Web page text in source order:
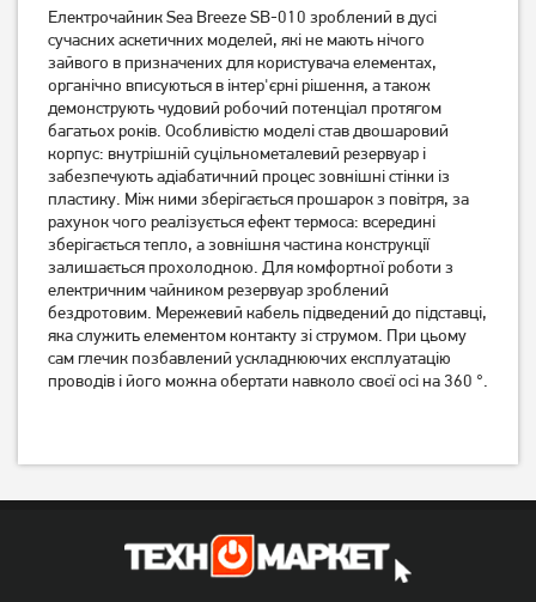
Електрочайник Tefal
KI772D38
2 599грн
1 849грн
Електрочайник Tefal
KO260130
2 299грн
2 039грн
Електрочайник Tefal
Електрочайник Edler
Електрочайник Sea Breeze SB-010 зроблений в дусі
сучасних аскетичних моделей, які не мають нічого
зайвого в призначених для користувача елементах,
органічно вписуються в інтер'єрні рішення, а також
демонструють чудовий робочий потенціал протягом
багатьох років. Особливістю моделі став двошаровий
корпус: внутрішній суцільнометалевий резервуар і
забезпечують адіабатичний процес зовнішні стінки із
пластику. Між ними зберігається прошарок з повітря, за
рахунок чого реалізується ефект термоса: всередині
зберігається тепло, а зовнішня частина конструкції
залишається прохолодною. Для комфортної роботи з
електричним чайником резервуар зроблений
бездротовим. Мережевий кабель підведений до підставці,
яка служить елементом контакту зі струмом. При цьому
сам глечик позбавлений ускладнюючих експлуатацію
проводів і його можна обертати навколо своєї осі на 360 °.